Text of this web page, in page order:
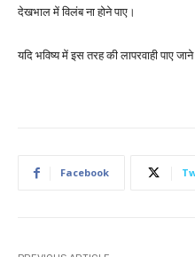
देखभाल में विलंब ना होने पाए।
यदि भविष्य में इस तरह की लापरवाही पाए
Facebook